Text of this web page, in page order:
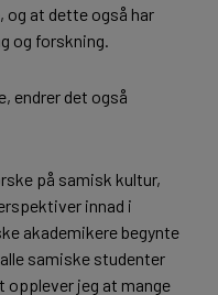
og at dette også har
og forskning.
endrer det også
på samisk kultur,
innad i
akademikere begynte
samiske studenter
jeg at mange